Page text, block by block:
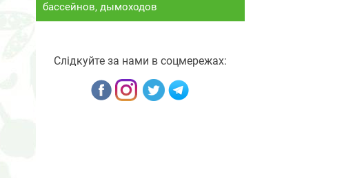
бассейнов, дымоходов
Слідкуйте за нами в соцмережах: